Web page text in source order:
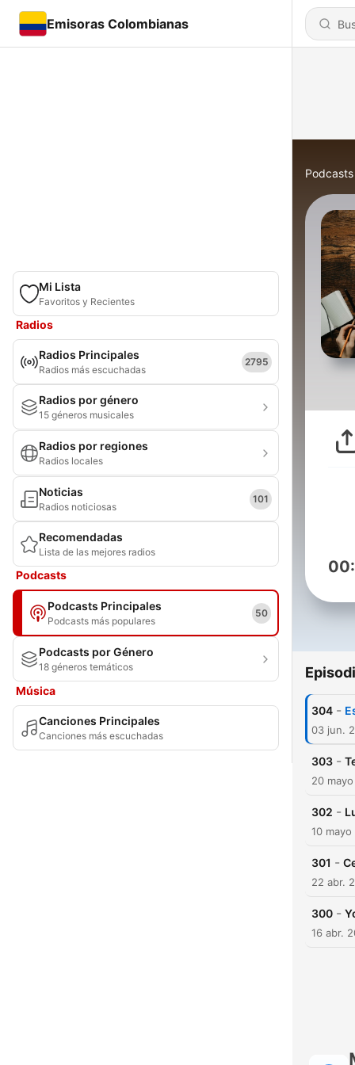
Emisoras Colombianas
Mi Lista
Favoritos y Recientes
Radios
Radios Principales
Radios más escuchadas
2795
Radios por género
15 géneros musicales
Radios por regiones
Radios locales
Noticias
Radios noticiosas
101
Recomendadas
Lista de las mejores radios
Podcasts
Podcasts Principales
Podcasts más populares
50
Podcasts por Género
18 géneros temáticos
Música
Canciones Principales
Canciones más escuchadas
Podcasts
304 -
03 jun.
303 -
20
302 -
10
301 -
22 abr.
300 -
16 abr.